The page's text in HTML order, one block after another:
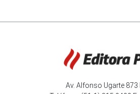
Av. Alfonso Ugarte 873